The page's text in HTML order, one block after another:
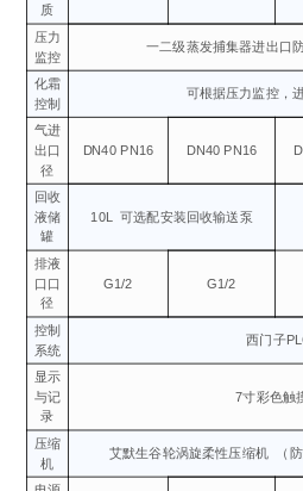
质
压力
监控
一二级蒸发捕集器进出口
化霜
控制
可根据压力监控，
气进
出口
径
DN40 PN16 DN40 PN16
回收
液储
罐
10L 可选配安装回收输送泵
排液
口口
径
G1/2 G1/2
控制
系统
西门子
显示
与记
录
7寸彩色触
压缩
机
艾默生谷轮涡旋柔性压缩机 （